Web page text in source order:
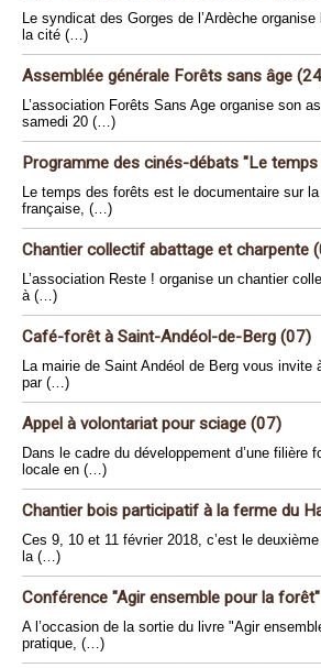
Le syndicat des Gorges de l’Ardèche
la cité (…)
Assemblée générale Forêts sans âge
L’association Forêts Sans Age organise son
samedi 20 (…)
Programme des cinés-débats "Le
Le temps des forêts est le documentaire sur
française, (…)
Chantier collectif abattage et charpente
L’association Reste ! organise un chantier
à (…)
Café-forêt à Saint-Andéol-de-Berg (07)
La mairie de Saint Andéol de Berg vous
par (…)
Appel à volontariat pour sciage (07)
Dans le cadre du développement d’une filière
locale en (…)
Chantier bois participatif à la ferme du
Ces 9, 10 et 11 février 2018, c’est le
la (…)
Conférence "Agir ensemble pour la
A l’occasion de la sortie du livre "Agir
pratique, (…)